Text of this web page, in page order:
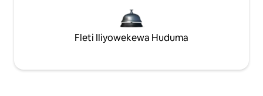
Fleti Iliyowekewa Huduma